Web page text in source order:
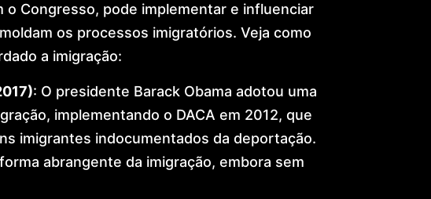
o Congresso, pode implementar e influenciar
os processos imigratórios. Veja como
a imigração:
: O presidente Barack Obama adotou uma
implementando o DACA em 2012, que
imigrantes indocumentados da deportação.
abrangente da imigração, embora sem